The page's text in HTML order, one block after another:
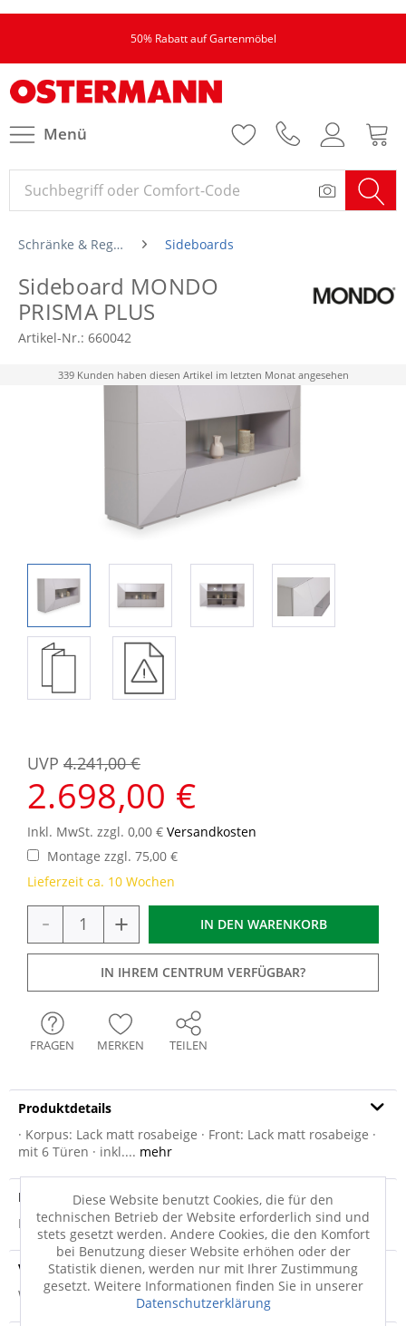
50% Rabatt auf Gartenmöbel
Menü
Schränke & Regale Sideboards
Sideboard MONDO
PRISMA PLUS
Artikel-Nr.: 660042
339 Kunden haben diesen Artikel im letzten Monat angesehen
2.698,00 €
UVP 4.241,00 €
Inkl. MwSt. zzgl. 0,00 € Versandkosten
Lieferzeit ca. 10 Wochen
Montage zzgl. 75,00 €
- + IN DEN WARENKORB
IN IHREM CENTRUM VERFÜGBAR?
FRAGEN MERKEN TEILEN
Produktdetails
· Korpus: Lack matt rosabeige · Front: Lack matt rosabeige ·
mit 6 Türen · inkl.... mehr
Produktsicherheit
Produktsicherheit
Versandinfo
Weitere Informationen zum Versand...
Diese Website benutzt Cookies, die für den
technischen Betrieb der Website erforderlich sind und
stets gesetzt werden. Andere Cookies, die den Komfort
bei Benutzung dieser Website erhöhen oder der
Statistik dienen, werden nur mit Ihrer Zustimmung
gesetzt. Weitere Informationen finden Sie in unserer
Datenschutzerklärung